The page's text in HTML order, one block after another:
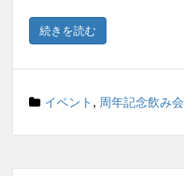
続きを読む
イベント , 周年記念飲み会